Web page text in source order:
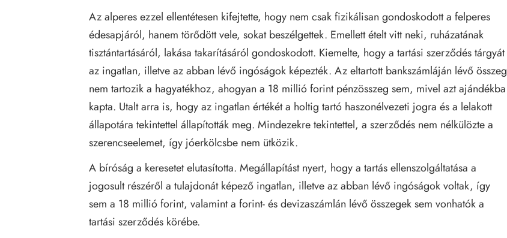
Az alperes ezzel ellentétesen kifejtette, hogy nem csak fizikálisan gondoskodott a felperes
édesapjáról, hanem törődött vele, sokat beszélgettek. Emellett ételt vitt neki, ruházatának
tisztántartásáról, lakása takarításáról gondoskodott. Kiemelte, hogy a tartási szerződés tárgyát
az ingatlan, illetve az abban lévő ingóságok képezték. Az eltartott bankszámláján lévő összeg
nem tartozik a hagyatékhoz, ahogyan a 18 millió forint pénzösszeg sem, mivel azt ajándékba
kapta. Utalt arra is, hogy az ingatlan értékét a holtig tartó haszonélvezeti jogra és a lelakott
állapotára tekintettel állapították meg. Mindezekre tekintettel, a szerződés nem nélkülözte a
szerencseelemet, így jóerkölcsbe nem ütközik.
A bíróság a keresetet elutasította. Megállapítást nyert, hogy a tartás ellenszolgáltatása a
jogosult részéről a tulajdonát képező ingatlan, illetve az abban lévő ingóságok voltak, így
sem a 18 millió forint, valamint a forint- és devizaszámlán lévő összegek sem vonhatók a
tartási szerződés körébe.